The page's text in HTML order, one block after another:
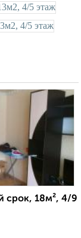
срок, 18м², 4/9